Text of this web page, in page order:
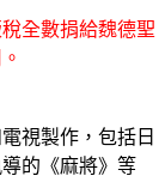
全數捐給魏德聖
視製作，包括日
的《麻將》等